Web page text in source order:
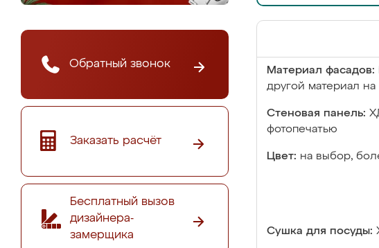
Обратный звонок
Заказать расчёт
Бесплатный вызов
дизайнера-
замерщика
Материал фасадов:
другой материал
Стеновая панель:
фотопечатью
Цвет: на выбор,
Сушка для посуды: